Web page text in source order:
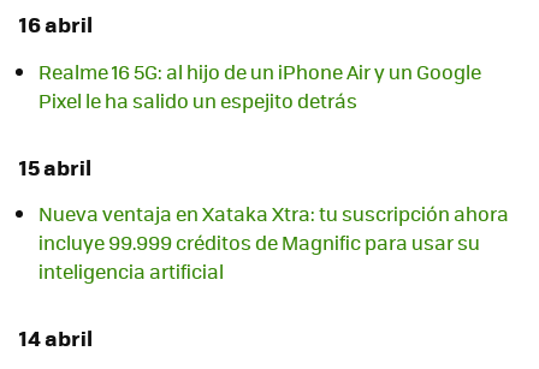
16 abril
Realme 16 5G: al hijo de un iPhone Air y un Google
Pixel le ha salido un espejito detrás
15 abril
Nueva ventaja en Xataka Xtra: tu suscripción ahora
incluye 99.999 créditos de Magnific para usar su
inteligencia artificial
14 abril